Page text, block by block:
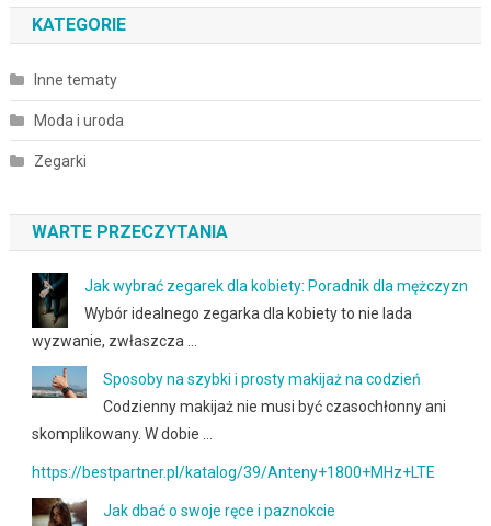
KATEGORIE
Inne tematy
Moda i uroda
Zegarki
WARTE PRZECZYTANIA
Jak wybrać zegarek dla kobiety: Poradnik dla mężczyzn
Wybór idealnego zegarka dla kobiety to nie lada
wyzwanie, zwłaszcza …
Sposoby na szybki i prosty makijaż na codzień
Codzienny makijaż nie musi być czasochłonny ani
skomplikowany. W dobie …
https://bestpartner.pl/katalog/39/Anteny+1800+MHz+LTE
Jak dbać o swoje ręce i paznokcie